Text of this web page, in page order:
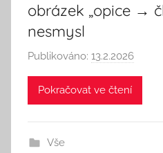
obrázek „opice →
nesmysl
Publikováno: 13.2.2026
u
Pokračovat ve čtení
Vše